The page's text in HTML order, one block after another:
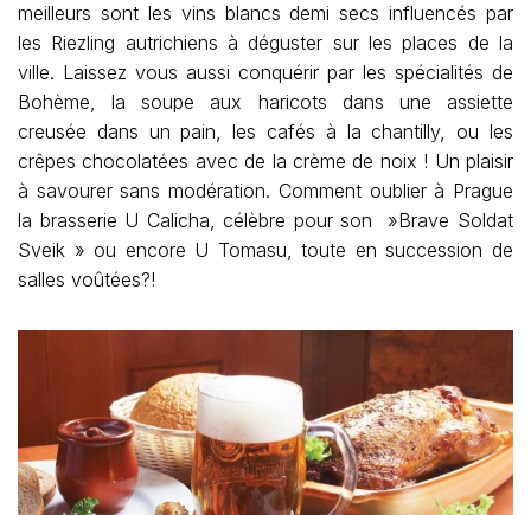
meilleurs sont les vins blancs demi secs influencés par
les Riezling autrichiens à déguster sur les places de la
ville. Laissez vous aussi conquérir par les spécialités de
Bohème, la soupe aux haricots dans une assiette
creusée dans un pain, les cafés à la chantilly, ou les
crêpes chocolatées avec de la crème de noix ! Un plaisir
à savourer sans modération. Comment oublier à Prague
la brasserie U Calicha, célèbre pour son »Brave Soldat
Sveik » ou encore U Tomasu, toute en succession de
salles voûtées?!